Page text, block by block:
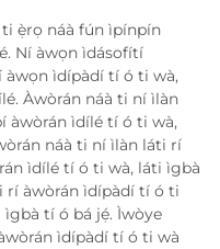
ẹ̀rọ náà fún ìpínpín
Ní àwọn ìdásofítí
àwọn ìdípàdí tí ó ti wà,
Àwòrán náà ti ní ìlàn
àwòrán ìdílé tí ó ti wà,
náà ti ní ìlàn láti rí
ìdílé tí ó ti wà, láti ìgbà
rí àwòrán ìdípàdí tí ó ti
tí ó bá jẹ́. Ìwòye
ìdípàdí tí ó ti wà